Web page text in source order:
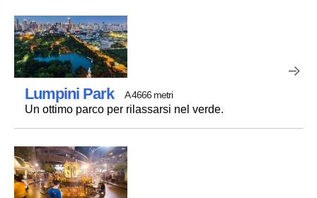
Lumpini Park A 4666 metri
Un ottimo parco per rilassarsi nel verde.